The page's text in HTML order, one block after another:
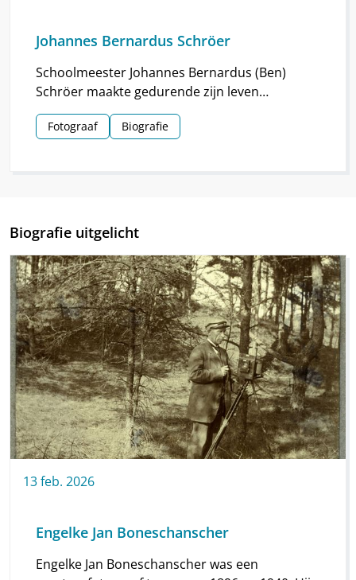
Johannes Bernardus Schröer
Schoolmeester Johannes Bernardus (Ben)
Schröer maakte gedurende zijn leven
haarscherpe foto’s in en om Nieuw-
Schoonebeek.
Fotograaf Biografie
Biografie uitgelicht
13feb. 2026
Engelke Jan Boneschanscher
Engelke Jan Boneschanscher was een